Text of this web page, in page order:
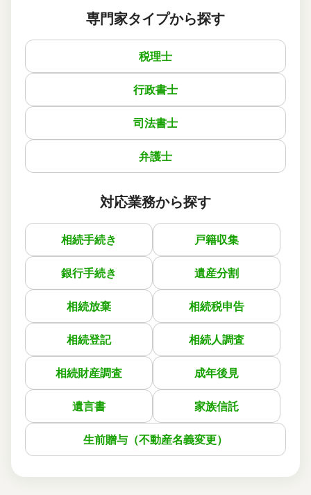
この口コミの事務所詳細をみる
50代 男性(東京都)
備後町士総合事務所
説明のわかりやすさ
依頼金額 8万円
ご利用時期 2026/03/08
依頼に至った経緯
亡くなった父の相続について相談させて頂いて、不動産の
相続登記をお願いしました。
メールで手続きに必要な書類を教えて頂いて、見積金額も
他の司法書士よりも安くて良かったです。
実際に依頼した感想
説明が分かりやすく、質問にもスピーディーに返信して頂
いて助かりました。
この口コミの事務所詳細をみる
専門家タイプから探す
税理士
行政書士
司法書士
弁護士
対応業務から探す
相続手続き 戸籍収集
銀行手続き 遺産分割
相続放棄 相続税申告
相続登記 相続人調査
相続財産調査 成年後見
遺言書 家族信託
生前贈与（不動産名義変更）